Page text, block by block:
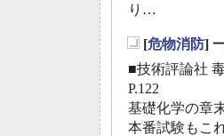
り…
[危物消防]
■技術評論社
P.122
基礎化学の章
本番試験もこ